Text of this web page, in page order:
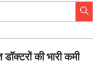
की भारी कमी